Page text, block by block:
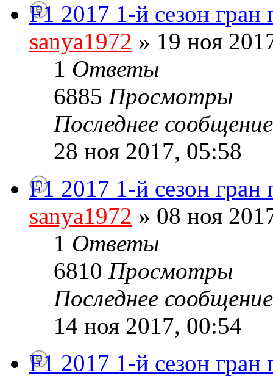
F1 2017 1-й сезон
sanya1972 » 19 ноя
1 Ответы
6885 Просмотры
Последнее
28 ноя 2017, 05:58
F1 2017 1-й сезон
sanya1972 » 08 ноя
1 Ответы
6810 Просмотры
Последнее
14 ноя 2017, 00:54
F1 2017 1-й сезон